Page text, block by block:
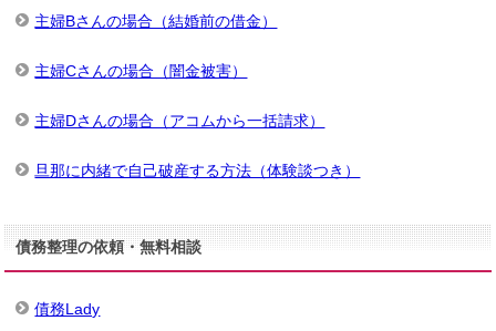
主婦Bさんの場合（結婚前の借金）
主婦Cさんの場合（闇金被害）
主婦Dさんの場合（アコムから一括請求）
旦那に内緒で自己破産する方法（体験談つき）
債務整理の依頼・無料相談
債務Lady